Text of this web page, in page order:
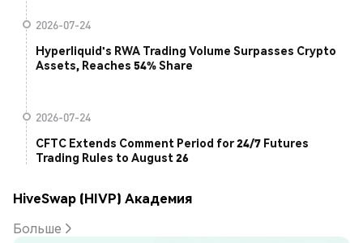
2026-07-24
Hyperliquid's RWA Trading Volume Surpasses Crypto
Assets, Reaches 54% Share
2026-07-24
CFTC Extends Comment Period for 24/7 Futures
Trading Rules to August 26
HiveSwap (HIVP) Академия
Больше